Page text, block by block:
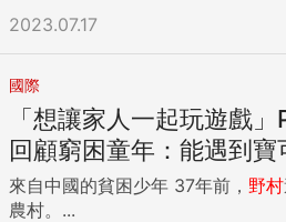
2023.07.17
國際
「想讓家人一起玩遊戲
回顧窮困童年：能遇到寶
來自中國的貧困少年 37年前， 野村
農村。...